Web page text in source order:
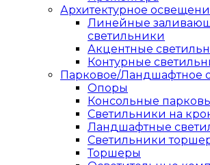
Архитектурное
Линейные
светильники
Акцентные
Контурные
Парковое/Ландшафтное
Опоры
Консольные
Светильники на
Ландшафтные
Светильники
Торшеры